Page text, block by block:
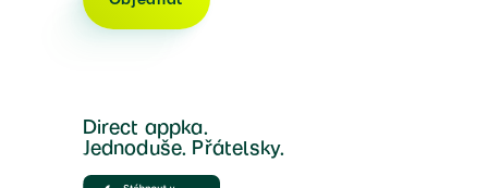
Direct appka.
Jednoduše. Přátelsky.